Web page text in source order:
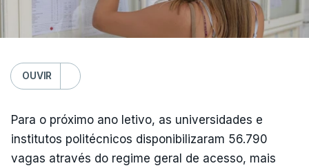
OUVIR
Para o próximo ano letivo, as universidades e
institutos politécnicos disponibilizaram 56.790
vagas através do regime geral de acesso, mais